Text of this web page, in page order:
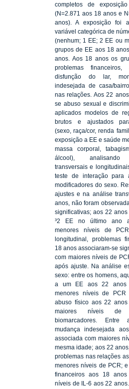
completos de
(N=2.871 aos 18 anos e
anos). A exposição foi
variável categórica de
(nenhum; 1 EE; 2 EE ou
grupos de EE aos 18
anos. Aos 18 anos os
problemas financeiros,
disfunção do lar,
indesejada de casa/
nas relações. Aos 22
se abuso sexual e
aplicados modelos de
brutos e ajustados
(sexo, raça/cor, renda
exposição a EE e saúde
massa corporal,
álcool), analisando
transversais e
teste de interação para
modificadores do sexo.
ajustes e na análise
anos, não foram
significativas; aos 22
³2 EE no último ano
menores níveis de
longitudinal, problemas
18 anos associaram-se
com maiores níveis de
após ajuste. Na análise
sexo: entre os homens,
a um EE aos 22 anos
menores níveis de PCR
abuso físico aos 22 anos
maiores níveis de
biomarcadores. Entre
mudança indesejada
associada com maiores
mesma idade; aos 22
problemas nas relações
menores níveis de PCR;
financeiros aos 18
níveis de IL-6 aos 22